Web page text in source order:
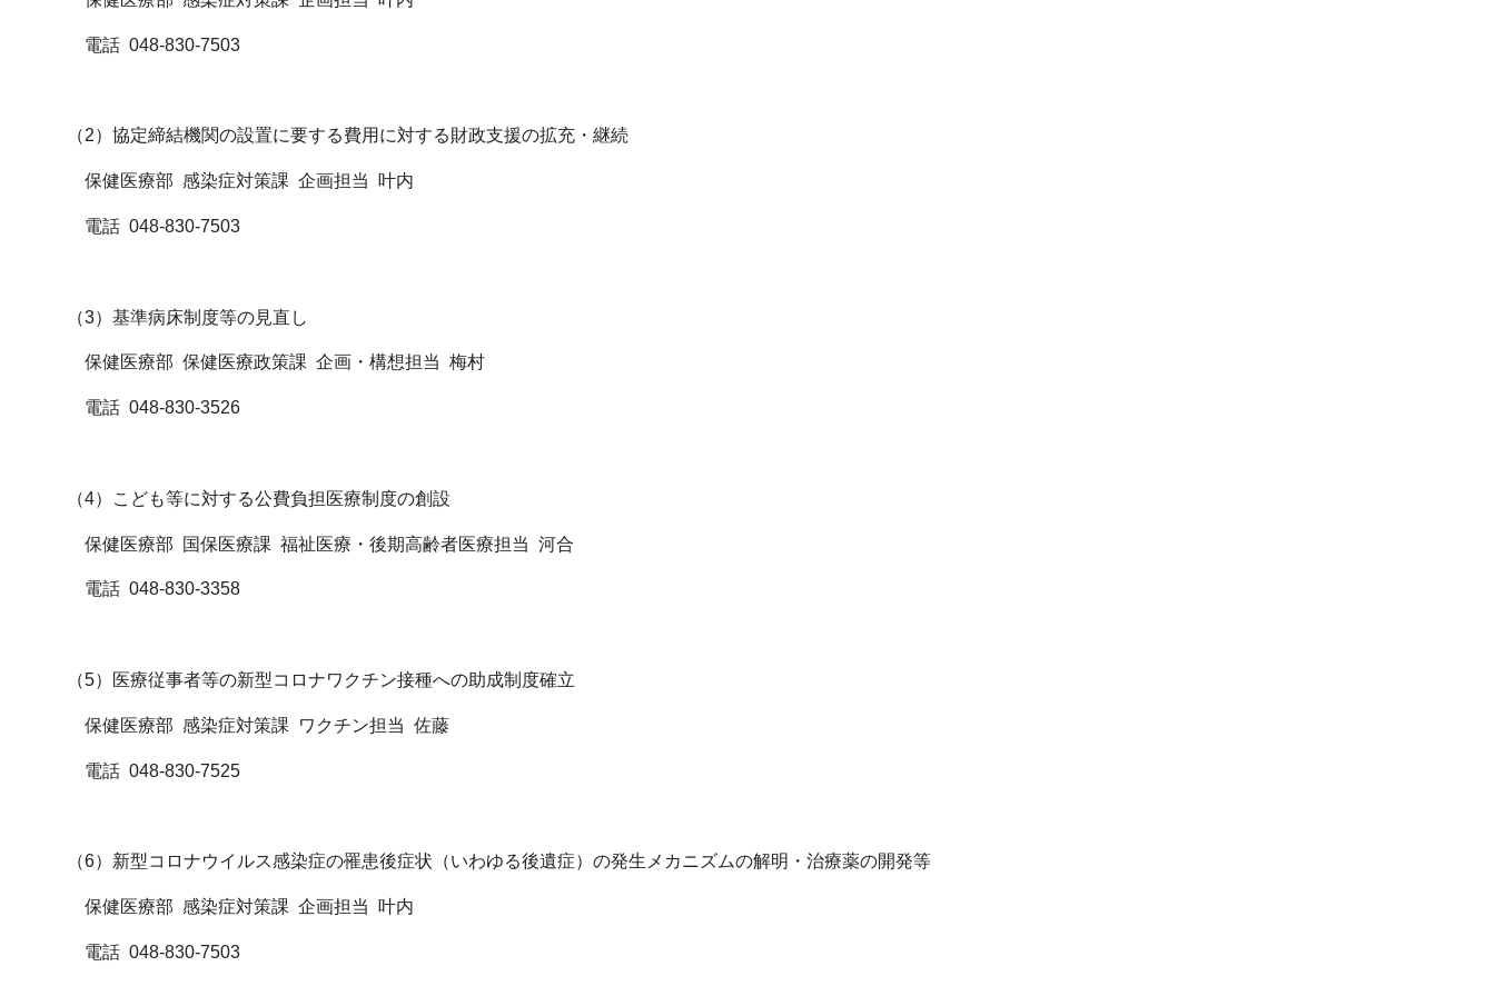
電話 048-830-7503
（2）協定締結機関の設置に要する費用に対する財政支援の拡充・継続
保健医療部 感染症対策課 企画担当 叶内
電話 048-830-7503
（3）基準病床制度等の見直し
保健医療部 保健医療政策課 企画・構想担当 梅村
電話 048-830-3526
（4）こども等に対する公費負担医療制度の創設
保健医療部 国保医療課 福祉医療・後期高齢者医療担当 河合
電話 048-830-3358
（5）医療従事者等の新型コロナワクチン接種への助成制度確立
保健医療部 感染症対策課 ワクチン担当 佐藤
電話 048-830-7525
（6）新型コロナウイルス感染症の罹患後症状（いわゆる後遺症）の発生メカニズムの解明・治療薬の開発等
保健医療部 感染症対策課 企画担当 叶内
電話 048-830-7503